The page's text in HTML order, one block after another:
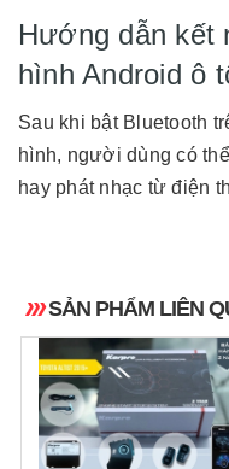
Hướng dẫn kết
hình Android ô
Sau khi bật Bluetooth
hình, người dùng có
hay phát nhạc từ điện
SẢN PHẨM LIÊN